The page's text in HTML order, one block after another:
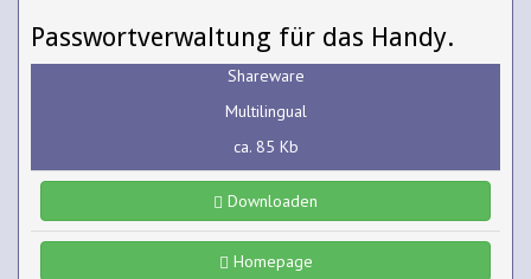
Passwortverwaltung für das Handy.
Shareware
Multilingual
ca. 85 Kb
Downloaden
Homepage